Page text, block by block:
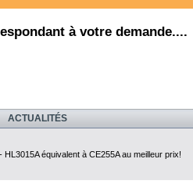
à votre demande....
ACTUALITÉS
équivalent à CE255A au meilleur prix!